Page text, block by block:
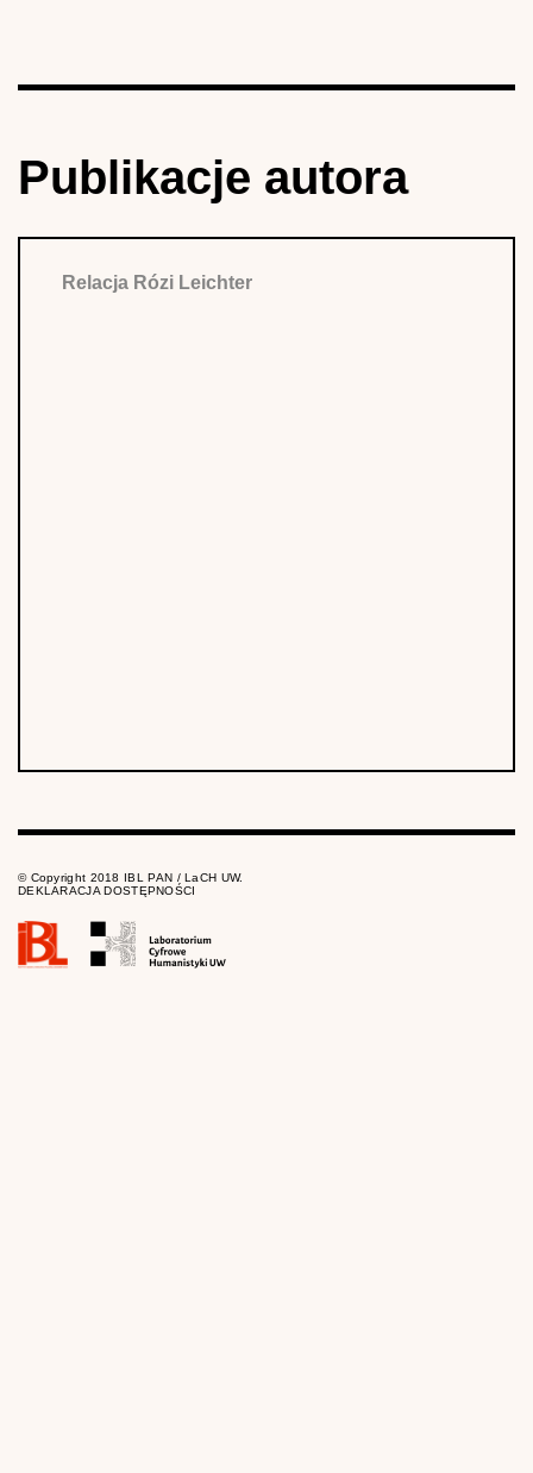
Publikacje autora
Relacja Rózi Leichter
© Copyright 2018 IBL PAN / LaCH UW.
DEKLARACJA DOSTĘPNOŚCI